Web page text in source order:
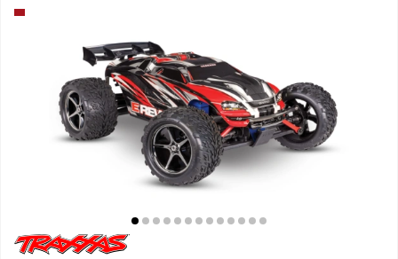
Produktbilder E-Revo 1/16 4WD RTR TQ Röd- USB-C Med